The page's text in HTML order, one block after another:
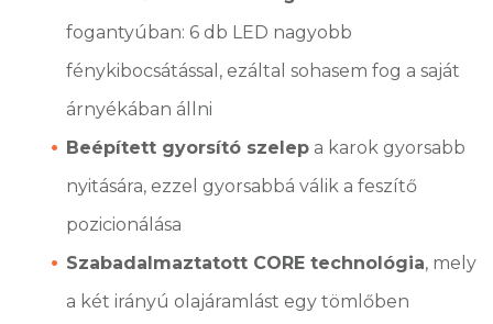
fogantyúban: 6 db LED nagyobb
fénykibocsátással, ezáltal sohasem fog a saját
árnyékában állni
Beépített gyorsító szelep a karok gyorsabb
nyitására, ezzel gyorsabbá válik a feszítő
pozicionálása
Szabadalmaztatott CORE technológia, mely
a két irányú olajáramlást egy tömlőben